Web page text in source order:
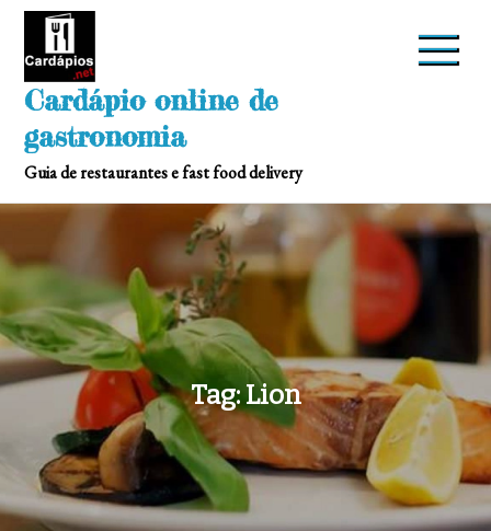
Skip
Cardápio online de
gastronomia
Guia de restaurantes e fast food delivery
Tag:Lion